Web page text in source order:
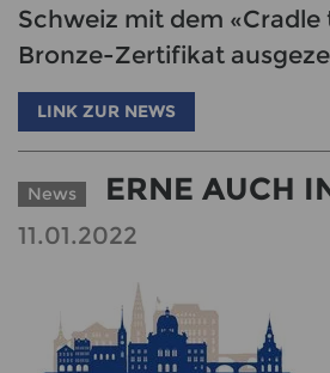
Schweiz mit dem «Cradle
Bronze-Zertifikat
LINK ZUR NEWS
News ERNE AUCH
11.01.2022